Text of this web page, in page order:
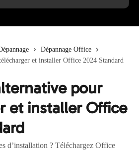
Dépannage Office
et installer Office 2024 Standard
pour
et installer Office
d’installation ? Téléchargez Office